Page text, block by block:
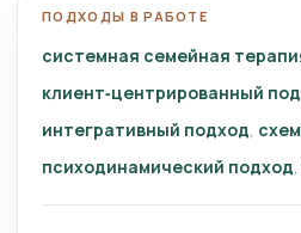
ПОДХОДЫ В РАБОТЕ
системная семейная
клиент‑центрированный
интегративный подход
психодинамический подход